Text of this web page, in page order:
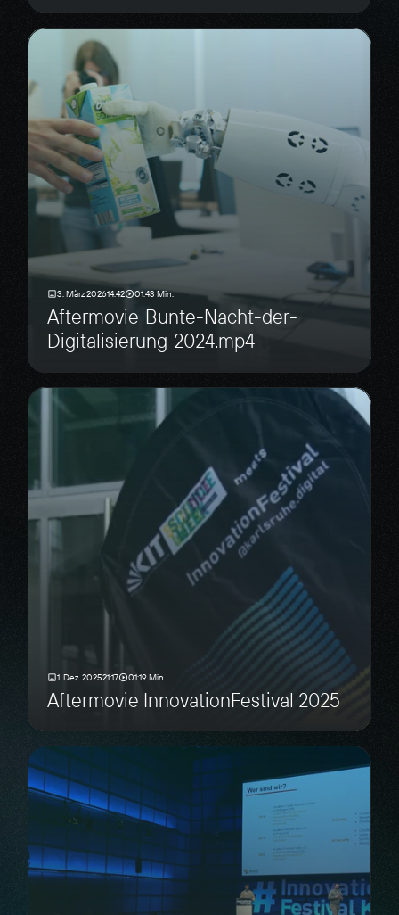
3. März 202614:42 01:43 Min.
Aftermovie_Bunte-Nacht-der-
Digitalisierung_2024.mp4
1. Dez. 202521:17 01:19 Min.
Aftermovie InnovationFestival 2025